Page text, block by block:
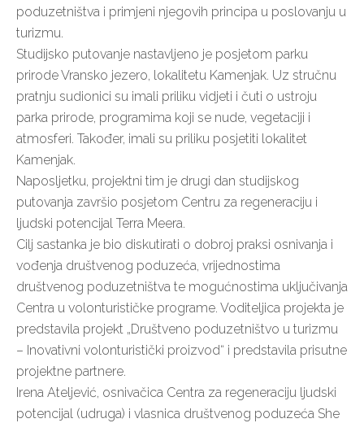
poduzetništva i primjeni njegovih principa u poslovanju u
turizmu.
Studijsko putovanje nastavljeno je posjetom parku
prirode Vransko jezero, lokalitetu Kamenjak. Uz stručnu
pratnju sudionici su imali priliku vidjeti i čuti o ustroju
parka prirode, programima koji se nude, vegetaciji i
atmosferi. Također, imali su priliku posjetiti lokalitet
Kamenjak.
Naposljetku, projektni tim je drugi dan studijskog
putovanja završio posjetom Centru za regeneraciju i
ljudski potencijal Terra Meera.
Cilj sastanka je bio diskutirati o dobroj praksi osnivanja i
vođenja društvenog poduzeća, vrijednostima
društvenog poduzetništva te mogućnostima uključivanja
Centra u volonturističke programe. Voditeljica projekta je
predstavila projekt „Društveno poduzetništvo u turizmu
– Inovativni volonturistički proizvod“ i predstavila prisutne
projektne partnere.
Irena Ateljević, osnivačica Centra za regeneraciju ljudski
potencijal (udruga) i vlasnica društvenog poduzeća She